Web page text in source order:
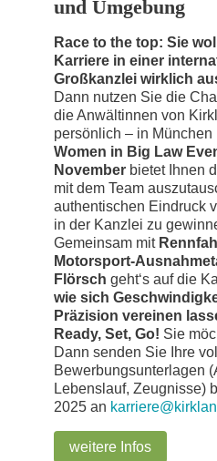
und Umgebung
Race to the top: Sie
Karriere in einer
Großkanzlei wirklich
Dann nutzen Sie die
die Anwältinnen von
persönlich – in
Women in Big Law
November bietet Ihnen
mit dem Team
authentischen Eindruck
in der Kanzlei zu
Gemeinsam mit
Motorsport-
Flörsch geht‘s auf die
wie sich
Präzision vereinen
Ready, Set, Go! Sie
Dann senden Sie Ihre
Bewerbungsunterlagen
Lebenslauf, Zeugnisse)
2025 an
weitere Infos